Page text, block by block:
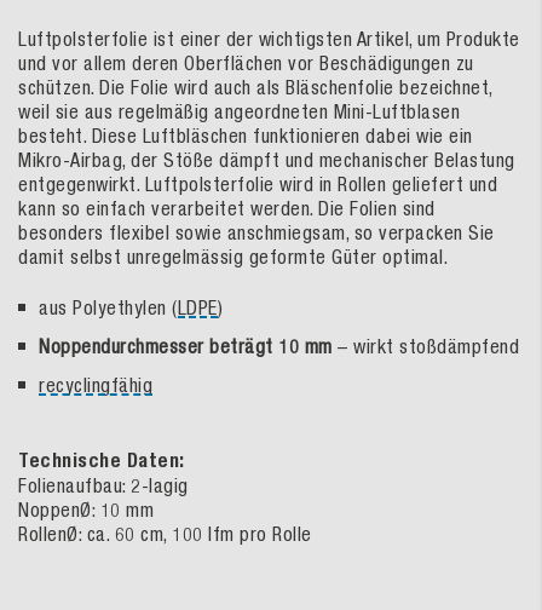
Luftpolsterfolie ist einer der wichtigsten Artikel, um Produkte
und vor allem deren Oberflächen vor Beschädigungen zu
schützen. Die Folie wird auch als Bläschenfolie bezeichnet,
weil sie aus regelmäßig angeordneten Mini-Luftblasen
besteht. Diese Luftbläschen funktionieren dabei wie ein
Mikro-Airbag, der Stöße dämpft und mechanischer Belastung
entgegenwirkt. Luftpolsterfolie wird in Rollen geliefert und
kann so einfach verarbeitet werden. Die Folien sind
besonders flexibel sowie anschmiegsam, so verpacken Sie
damit selbst unregelmässig geformte Güter optimal.
aus Polyethylen (LDPE)
Noppendurchmesser beträgt 10 mm – wirkt stoßdämpfend
recyclingfähig
Technische Daten:
Folienaufbau: 2-lagig
NoppenØ: 10 mm
RollenØ: ca. 60 cm, 100 lfm pro Rolle